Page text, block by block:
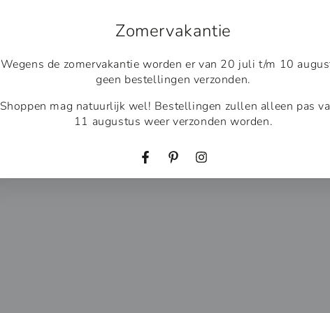
Zomervakantie
Wegens de zomervakantie worden er van 20 juli t/m 10
geen bestellingen verzonden.
Shoppen mag natuurlijk wel! Bestellingen zullen alleen pas
11 augustus weer verzonden worden.
FacebookPinterestInstagram